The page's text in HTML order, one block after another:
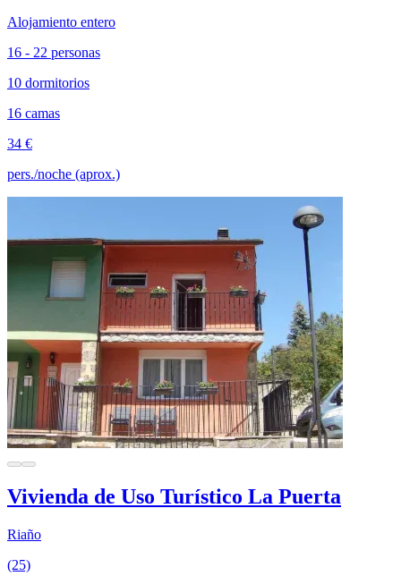
Alojamiento entero
16 - 22 personas
10 dormitorios
16 camas
34 €
pers./noche (aprox.)
Vivienda de Uso Turístico La Puerta
Riaño
(25)